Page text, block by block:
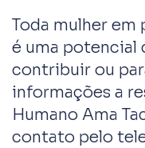
Toda mulher
é uma potencial
contribuir ou
informações a
Humano Ama
contato pelo